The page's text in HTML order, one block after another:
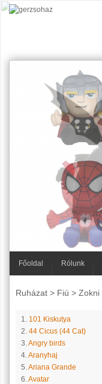
Főoldal Rólunk
Ruházat> Fiú > Zokni
1. 101 Kiskutya
2. 44 Cicus (44 Cat)
3.Angry birds
4.Aranyhaj
5.Ariana Grande
6.Avatar